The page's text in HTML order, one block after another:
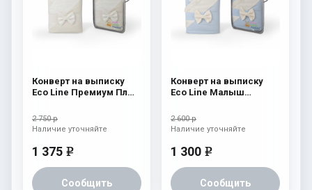
Конверт на выписку
Eco Line Премиум Плюс
2 750 р
1 375 e
Сообщить
Наличие уточняйте
Конверт на выписку
Eco Line Малыш
2 600 р
1 300 e
Сообщить
Наличие уточняйте